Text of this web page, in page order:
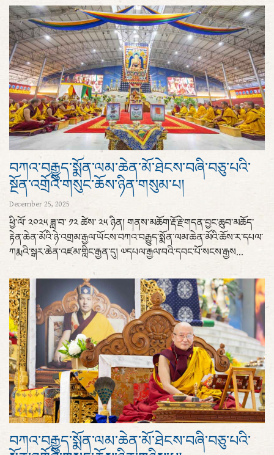
བཀའ་བརྒྱུད་སྨོན་ལམ་ཆེན་མོ་ཐེངས་བཞི་བཅུ་པའི་
སྔོན་འགྲོའི་གསུང་ཆོས་ཉིན་གསུམ་པ།
December 25, 2025
ཕྱི་ལོ་ ༢༠༢༥ ཟླ་བ་ ༡༢ ཚེས་ ༢༥ ཉིན། གནས་མཆོག་རྡོ་རྗེ་གདན་བྱང་ཆུབ་མཆོད་
རྟེན་ཆེན་མོའི་ཉེ་འགྲམ་རྒྱལ་ཡོངས་བཀའ་བརྒྱུད་སྨོན་ལམ་ཆེན་མོའི་ཆོས་ར་དཔལ་
ཀརྨའི་སྒར་ཆེན་འཛམ་གླིང་རྒྱན་དུ། ༧དཔལ་རྒྱལ་བའི་དབང་པོ་སངས་རྒྱས...
བཀའ་བརྒྱུད་སྨོན་ལམ་ཆེན་མོ་ཐེངས་བཞི་བཅུ་པའི་